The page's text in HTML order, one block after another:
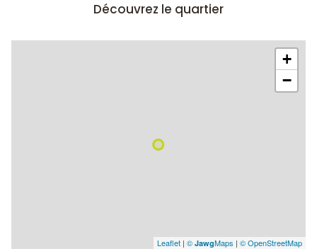
Découvrez le quartier
+
−
Leaflet | © JawgMaps | © OpenStreetMap